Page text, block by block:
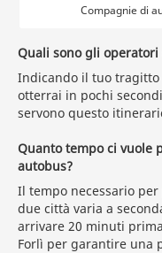
Compagnie di
Quali sono gli
Indicando il tuo
otterrai in pochi
servono questo
Quanto tempo ci vuole
autobus?
Il tempo necessario
due città varia a
arrivare 20 minuti
Forlì per garantire una